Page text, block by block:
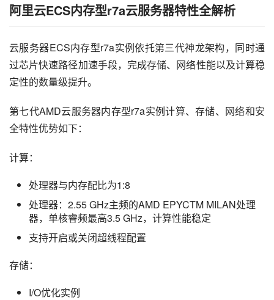
阿里云ECS内存型r7a云服务器特性全解析
云服务器ECS内存型r7a实例依托第三代神龙架构，同时通
过芯片快速路径加速手段，完成存储、网络性能以及计算稳
定性的数量级提升。
第七代AMD云服务器内存型r7a实例计算、存储、网络和安
全特性优势如下：
计算：
处理器与内存配比为1:8
处理器：2.55 GHz主频的AMD EPYCTM MILAN处理
器，单核睿频最高3.5 GHz，计算性能稳定
支持开启或关闭超线程配置
存储：
I/O优化实例